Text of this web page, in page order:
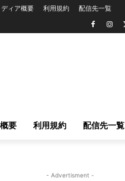
ィア概要 利用規約 配信先一覧
要 利用規約 配信先一覧
- Advertisment -